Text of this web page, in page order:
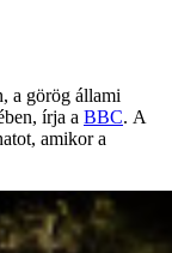
a görög állami
írja a BBC. A
amikor a